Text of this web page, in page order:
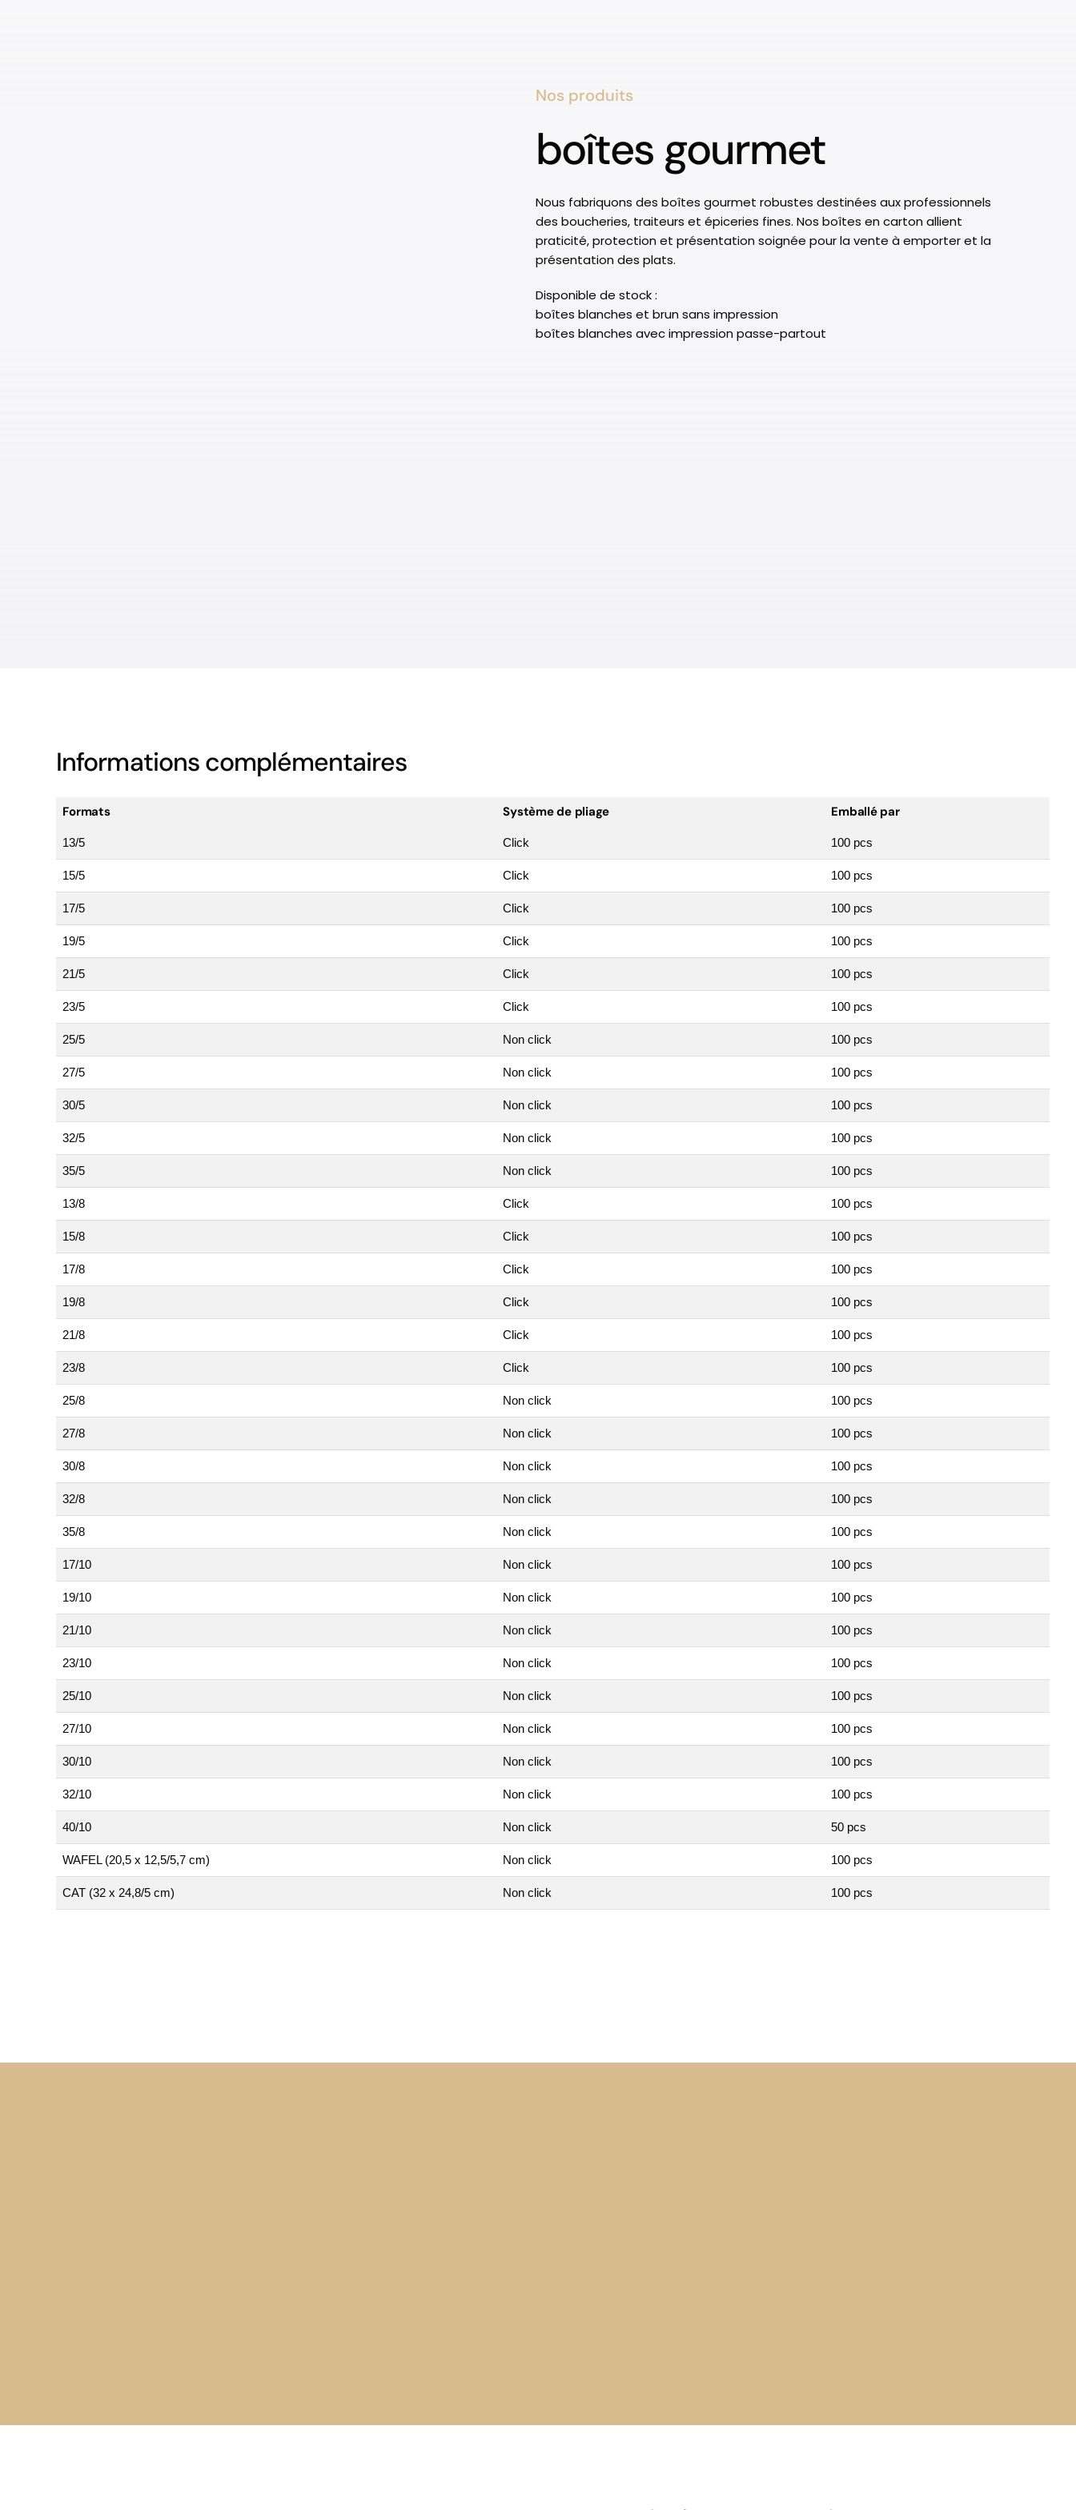
Nos produits
boîtes gourmet
Nous fabriquons des boîtes gourmet robustes destinées aux professionnels
des boucheries, traiteurs et épiceries fines. Nos boîtes en carton allient
praticité, protection et présentation soignée pour la vente à emporter et la
présentation des plats.
Disponible de stock :
boîtes blanches et brun sans impression
boîtes blanches avec impression passe-partout
Informations complémentaires
Formats Système de pliage Emballé par
13/5 Click 100 pcs
15/5 Click 100 pcs
17/5 Click 100 pcs
19/5 Click 100 pcs
21/5 Click 100 pcs
23/5 Click 100 pcs
25/5 Non click 100 pcs
27/5 Non click 100 pcs
30/5 Non click 100 pcs
32/5 Non click 100 pcs
35/5 Non click 100 pcs
13/8 Click 100 pcs
15/8 Click 100 pcs
17/8 Click 100 pcs
19/8 Click 100 pcs
21/8 Click 100 pcs
23/8 Click 100 pcs
25/8 Non click 100 pcs
27/8 Non click 100 pcs
30/8 Non click 100 pcs
32/8 Non click 100 pcs
35/8 Non click 100 pcs
17/10 Non click 100 pcs
19/10 Non click 100 pcs
21/10 Non click 100 pcs
23/10 Non click 100 pcs
25/10 Non click 100 pcs
27/10 Non click 100 pcs
30/10 Non click 100 pcs
32/10 Non click 100 pcs
40/10 Non click 50 pcs
WAFEL (20,5 x 12,5/5,7 cm) Non click 100 pcs
CAT (32 x 24,8/5 cm) Non click 100 pcs